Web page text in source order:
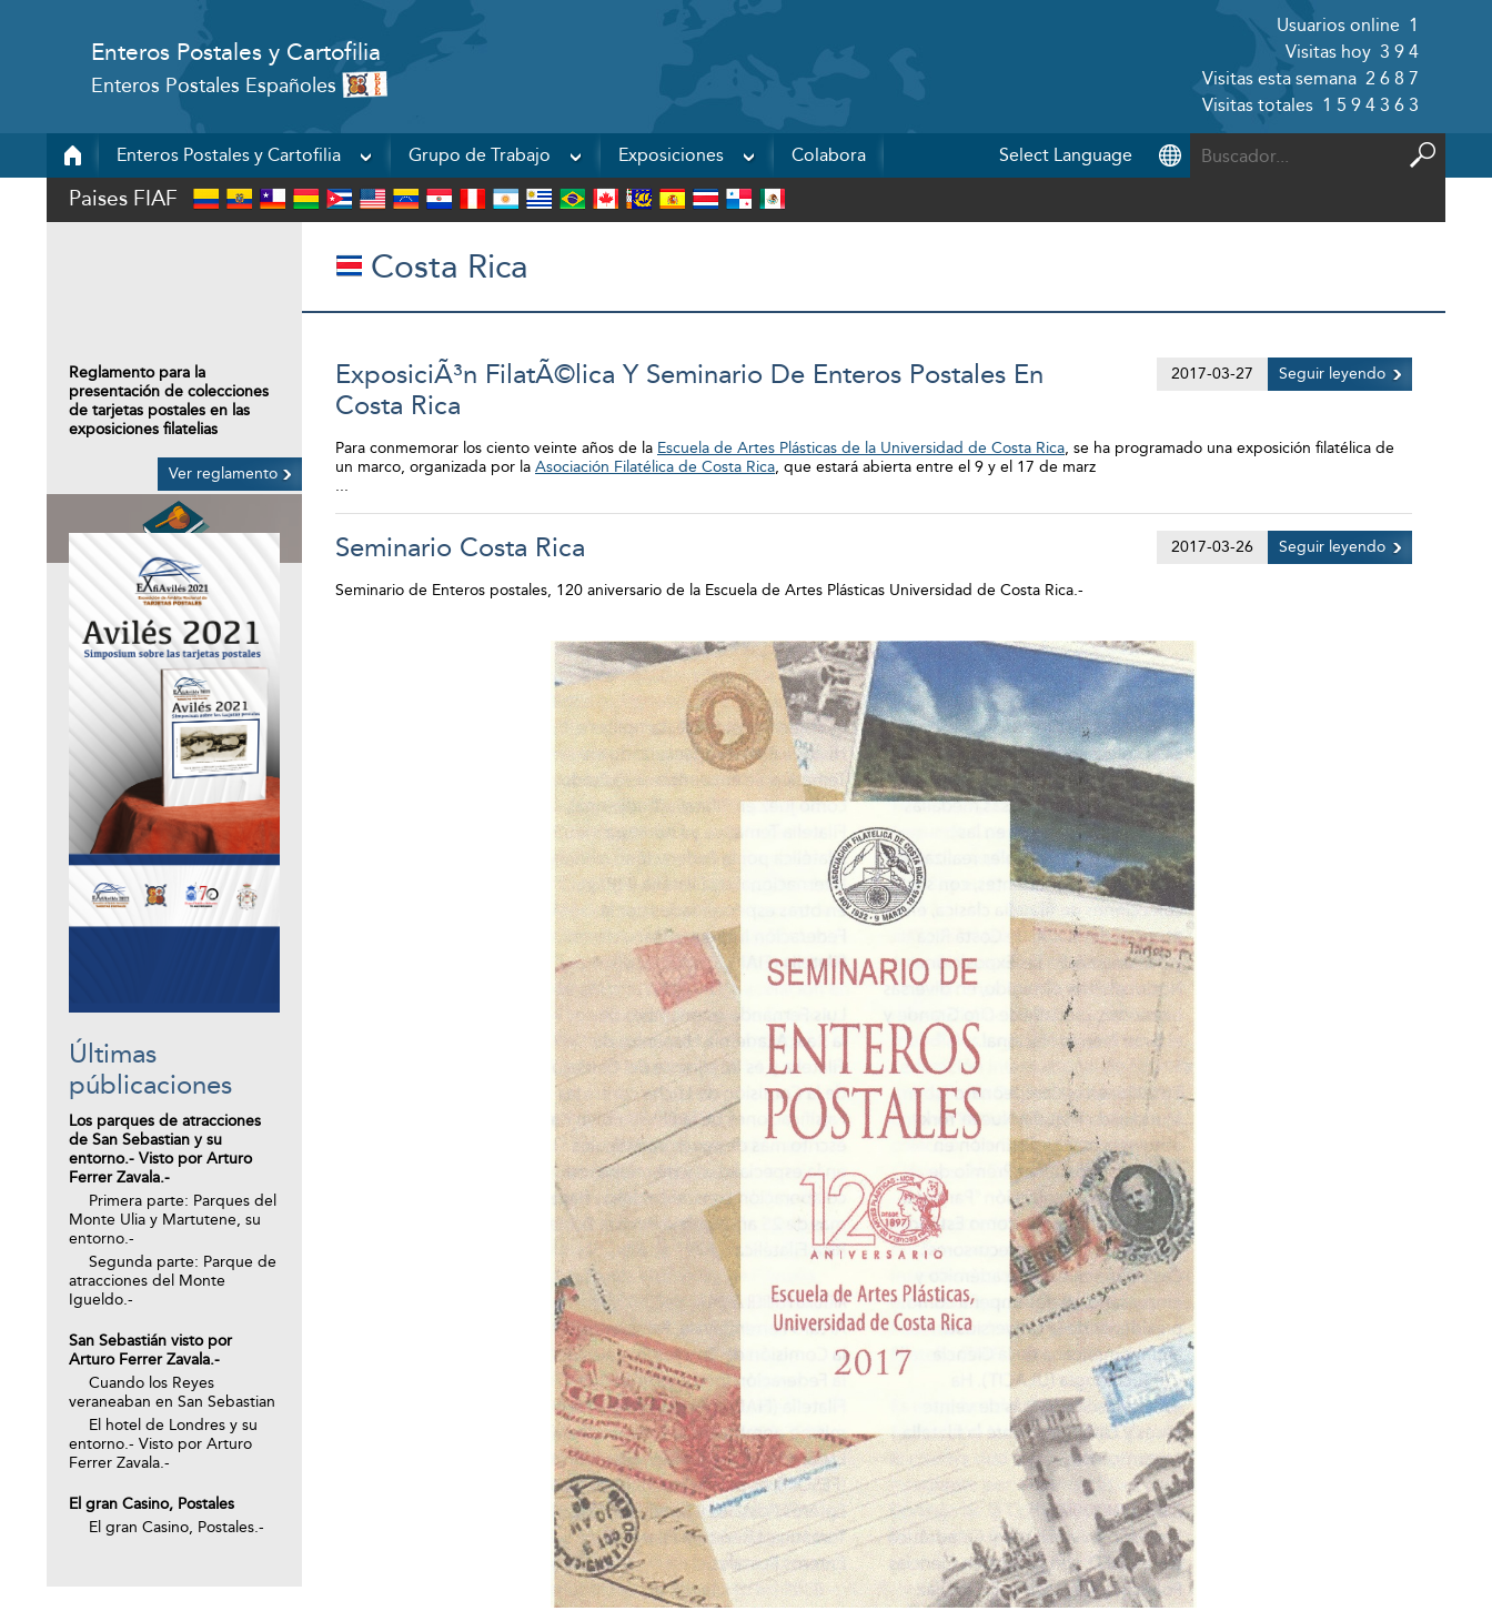
Enteros Postales y Cartofilia
Enteros Postales Españoles
Usuarios online 1
Visitas hoy 394
Visitas esta semana 2687
Visitas totales 1594363
Enteros Postales y Cartofilia Grupo de Trabajo Exposiciones Colabora
Paises FIAF
Reglamento para la
presentación de colecciones
de tarjetas postales en las
exposiciones filatelias
Ver reglamento
Últimas
públicaciones
Los parques de atracciones
de San Sebastian y su
entorno.- Visto por Arturo
Ferrer Zavala.-
Primera parte: Parques del
Monte Ulia y Martutene, su
entorno.-
Segunda parte: Parque de
atracciones del Monte
Igueldo.-
San Sebastián visto por
Arturo Ferrer Zavala.-
Cuando los Reyes
veraneaban en San Sebastian
El hotel de Londres y su
entorno.- Visto por Arturo
Ferrer Zavala.-
El gran Casino, Postales
El gran Casino, Postales.-
Costa Rica
ExposiciÃ³n FilatÃ©lica Y Seminario De Enteros Postales En
Costa Rica
Para conmemorar los ciento veinte años de la Escuela de Artes Plásticas de la Universidad de Costa Rica, se ha programado una exposición filatélica de
un marco, organizada por la Asociación Filatélica de Costa Rica, que estará abierta entre el 9 y el 17 de marz
...
2017-03-27 Seguir leyendo
Seminario Costa Rica
Seminario de Enteros postales, 120 aniversario de la Escuela de Artes Plásticas Universidad de Costa Rica.-
2017-03-26 Seguir leyendo